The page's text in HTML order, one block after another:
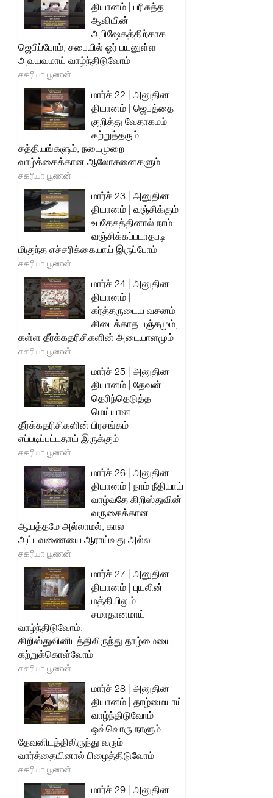
தியானம் | பரிசுத்த
ஆவியின்
அபிஷேகத்திற்காக
ஜெபிப்போம், சபையில் ஓர் பயனுள்ள
அவயவமாய் வாழ்ந்திடுவோம்
சகரியா பூணன்
மார்ச் 22 | அனுதின
தியானம் | ஜெபத்தை
குறித்து வேதாகமம்
கற்றுத்தரும்
சத்தியங்களும், நடைமுறை
வாழ்க்கைக்கான ஆலோசனைகளும்
சகரியா பூணன்
மார்ச் 23 | அனுதின
தியானம் | வஞ்சிக்கும்
உபதேசத்தினால் நாம்
வஞ்சிக்கப்படாதபடி
மிகுந்த எச்சரிக்கையாய் இருப்போம்
சகரியா பூணன்
மார்ச் 24 | அனுதின
தியானம் |
கர்த்தருடைய வசனம்
கிடைக்காத பஞ்சமும்,
கள்ள தீர்க்கதரிசிகளின் அடையாளமும்
சகரியா பூணன்
மார்ச் 25 | அனுதின
தியானம் | தேவன்
தெரிந்தெடுத்த
மெய்யான
தீர்க்கதரிசிகளின் பிரசங்கம்
எப்படிப்பட்டதாய் இருக்கும்
சகரியா பூணன்
மார்ச் 26 | அனுதின
தியானம் | நாம் நீதியாய்
வாழ்வதே கிறிஸ்துவின்
வருகைக்கான
ஆயத்தமே அல்லாமல், கால
அட்டவணையை ஆராய்வது அல்ல
சகரியா பூணன்
மார்ச் 27 | அனுதின
தியானம் | புயலின்
மத்தியிலும்
சமாதானமாய்
வாழ்ந்திடுவோம்,
கிறிஸ்துவினிடத்திலிருந்து தாழ்மையை
கற்றுக்கொள்வோம்
சகரியா பூணன்
மார்ச் 28 | அனுதின
தியானம் | தாழ்மையாய்
வாழ்ந்திடுவோம்
ஒவ்வொரு நாளும்
தேவனிடத்திலிருந்து வரும்
வார்த்தையினால் பிழைத்திடுவோம்
சகரியா பூணன்
மார்ச் 29 | அனுதின